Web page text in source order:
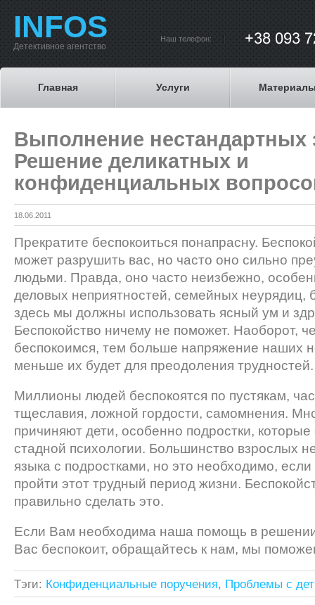
INFOS
Детективное агентство
Главная Услуги
Наш телефон:
Выполнение нестандартных
Решение деликатных и
конфиденциальных
18.06.2011
Прекратите беспокоиться понапрасну.
может разрушить вас, но часто оно сильно
людьми. Правда, оно часто неизбежно,
деловых неприятностей, семейных неурядиц,
здесь мы должны использовать ясный ум и
Беспокойство ничему не поможет. Наоборот,
беспокоимся, тем больше напряжение наших
меньше их будет для преодоления трудностей.
Миллионы людей беспокоятся по пустякам,
тщеславия, ложной гордости, самомнения.
причиняют дети, особенно подростки,
стадной психологии. Большинство взрослых
языка с подростками, но это необходимо,
пройти этот трудный период жизни.
правильно сделать это.
Если Вам необходима наша помощь в
Вас беспокоит, обращайтесь к нам, мы
Тэги: Конфиденциальные поручения, Проблемы с